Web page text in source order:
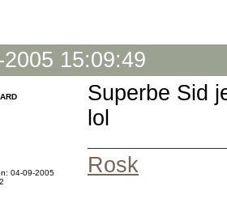
2005 15:09:49
04-09-2005
Superbe Sid
lol
Rosk